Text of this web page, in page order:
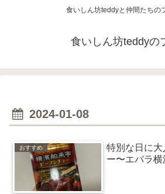
食いしん坊teddyと仲間たちの
食いしん坊teddyの
2024-01-08
おすすめ
特別な日に大
ー〜エバラ